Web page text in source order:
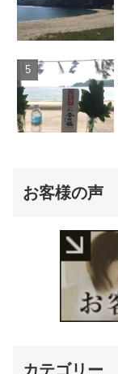
お客様の声
カテゴリー